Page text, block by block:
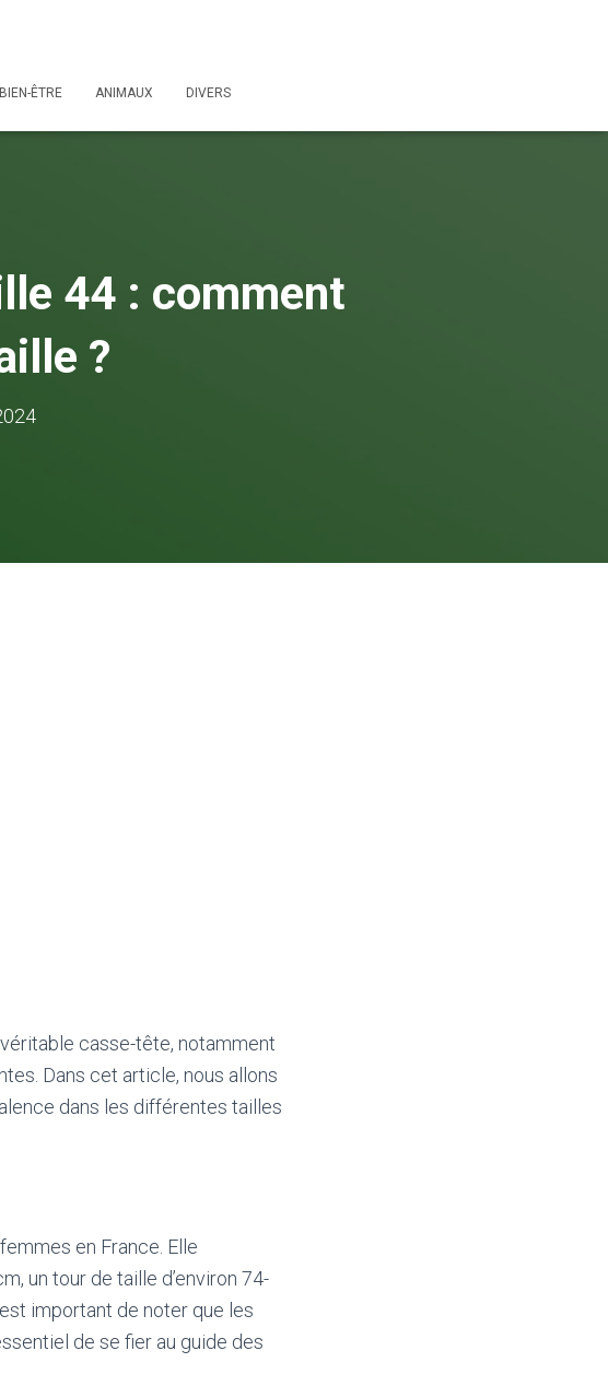
BIEN-ÊTRE ANIMAUX DIVERS
44 : comment
?
casse-tête, notamment
Dans cet article, nous allons
dans les différentes tailles
en France. Elle
un tour de taille d’environ 74-
important de noter que les
de se fier au guide des